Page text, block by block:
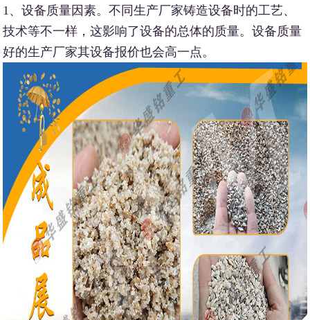
1、设备质量因素。不同生产厂家铸造设备时的工艺、
技术等不一样，这影响了设备的总体的质量。设备质量
好的生产厂家其设备报价也会高一点。